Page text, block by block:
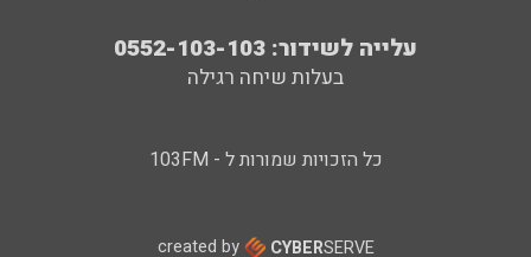
עלייה לשידור: 0552-103-103
בעלות שיחה רגילה
כל הזכויות שמורות ל - 103FM
created by CYBERSERVE